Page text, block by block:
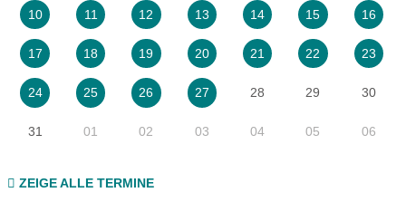
10 11 12 13 14 15 16
17 18 19 20 21 22 23
24 25 26 27 28 29 30
31 01 02 03 04 05 06
ZEIGE ALLE TERMINE